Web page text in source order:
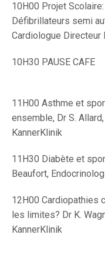
10H00 Projet
Défibrillateurs semi
Cardiologue Directeur
10H30 PAUSE CAFE
11H00 Asthme et
ensemble, Dr S.
KannerKlinik
11H30 Diabète et
Beaufort,
12H00 Cardiopathies
les limites? Dr K.
KannerKlinik